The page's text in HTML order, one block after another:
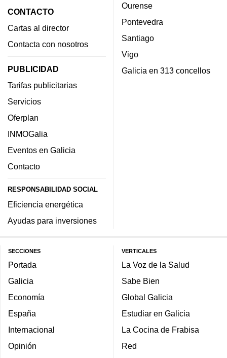
CONTACTO
Cartas al director
Contacta con nosotros
PUBLICIDAD
Tarifas publicitarias
Servicios
Oferplan
INMOGalia
Eventos en Galicia
Contacto
RESPONSABILIDAD SOCIAL
Eficiencia energética
Ayudas para inversiones
Ourense
Pontevedra
Santiago
Vigo
Galicia en 313 concellos
SECCIONES
Portada
Galicia
Economía
España
Internacional
Opinión
VERTICALES
La Voz de la Salud
Sabe Bien
Global Galicia
Estudiar en Galicia
La Cocina de Frabisa
Red